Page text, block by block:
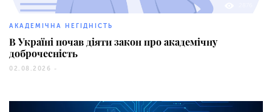
АКАДЕМІЧНА НЕГІДНІСТЬ
В Україні почав діяти закон про академічну
доброчесність
02.08.2026 -